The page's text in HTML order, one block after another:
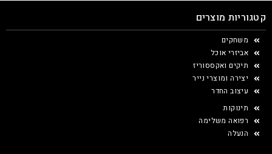
קטגוריות מוצרים
משחקים
אביזרי אוכל
תיקים ואקססוריז
יצירה ומוצרי נייר
עיצוב החדר
תינוקות
רפואה משלימה
הנעלה